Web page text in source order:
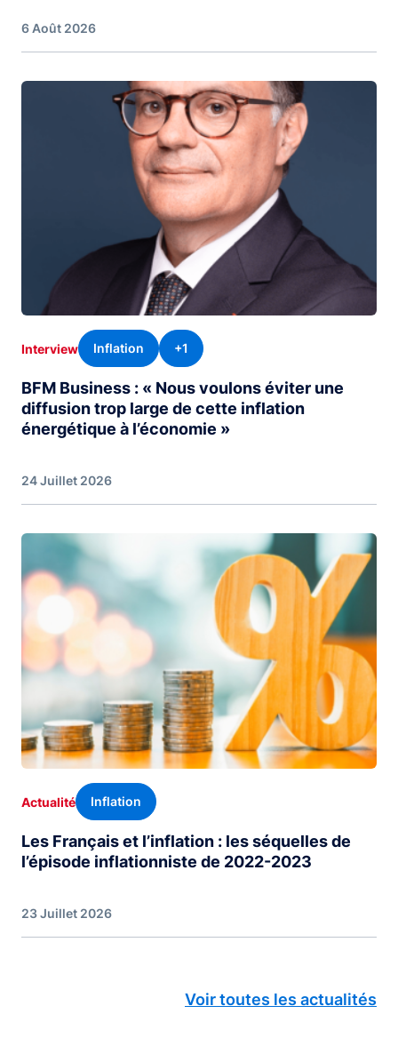
6 Août 2026
Image
Interview Inflation +1
BFM Business : « Nous voulons éviter une
diffusion trop large de cette inflation
énergétique à l’économie »
24 Juillet 2026
Image
Actualité Inflation
Les Français et l’inflation : les séquelles de
l’épisode inflationniste de 2022-2023
23 Juillet 2026
Voir toutes les actualités